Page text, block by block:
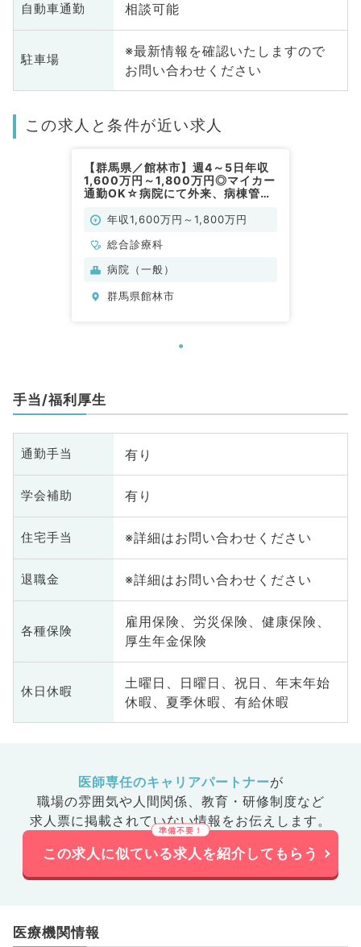
自動車通勤 相談可能
駐車場
※最新情報を確認いたしますので
お問い合わせください
この求人と条件が近い求人
【群馬県／館林市】週4～5日年収
1,600万円～1,800万円◎マイカー
通勤OK☆病院にて外来、病棟管理
年収1,600万円～1,800万円
総合診療科
病院（一般）
群馬県館林市
手当/福利厚生
通勤手当 有り
学会補助 有り
住宅手当 ※詳細はお問い合わせください
退職金 ※詳細はお問い合わせください
各種保険
雇用保険、労災保険、健康保険、
厚生年金保険
休日休暇
土曜日、日曜日、祝日、年末年始
休暇、夏季休暇、有給休暇
医師専任のキャリアパートナーが
職場の雰囲気や人間関係、 教育・研修制度など
求人票に掲載されていない情報をお伝えします。
この求人に似ている求人を紹介してもらう
医療機関情報